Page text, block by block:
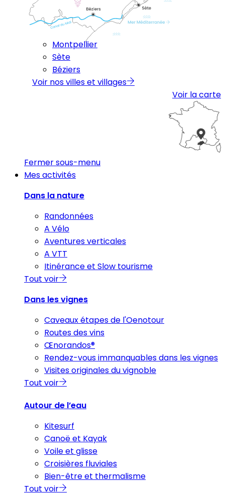
Montpellier
Sète
Béziers
Voir nos villes et villages
Voir la carte
Fermer sous-menu
Mes activités
Dans la nature
Randonnées
A Vélo
Aventures verticales
A VTT
Itinérance et Slow tourisme
Tout voir
Dans les vignes
Caveaux étapes de l'Oenotour
Routes des vins
Œnorandos®
Rendez-vous immanquables dans les vignes
Visites originales du vignoble
Tout voir
Autour de l’eau
Kitesurf
Canoë et Kayak
Voile et glisse
Croisières fluviales
Bien-être et thermalisme
Tout voir